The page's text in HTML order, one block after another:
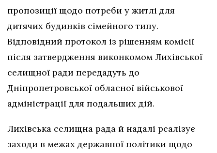
пропозиції щодо потреби у житлі для
дитячих будинків сімейного типу.
Відповідний протокол із рішенням комісії
після затвердження виконкомом Лихівської
селищної ради передадуть до
Дніпропетровської обласної військової
адміністрації для подальших дій.
Лихівська селищна рада й надалі реалізує
заходи в межах державної політики щодо